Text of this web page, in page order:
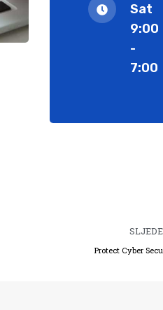
Sat
9:00
-
7:00
Protect Cyber